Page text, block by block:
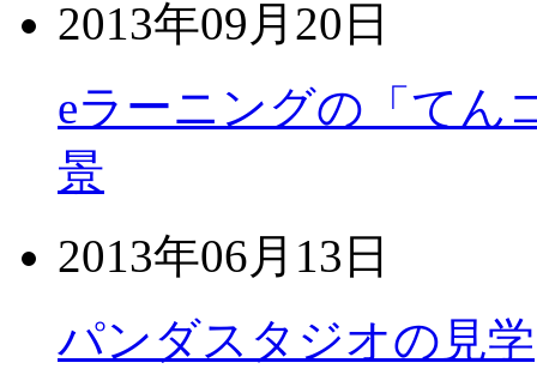
2013年09月20日
eラーニングの「てん
景
2013年06月13日
パンダスタジオの見学